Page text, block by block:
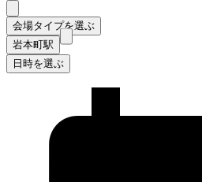
会場タイプを選ぶ
岩本町駅
日時を選ぶ